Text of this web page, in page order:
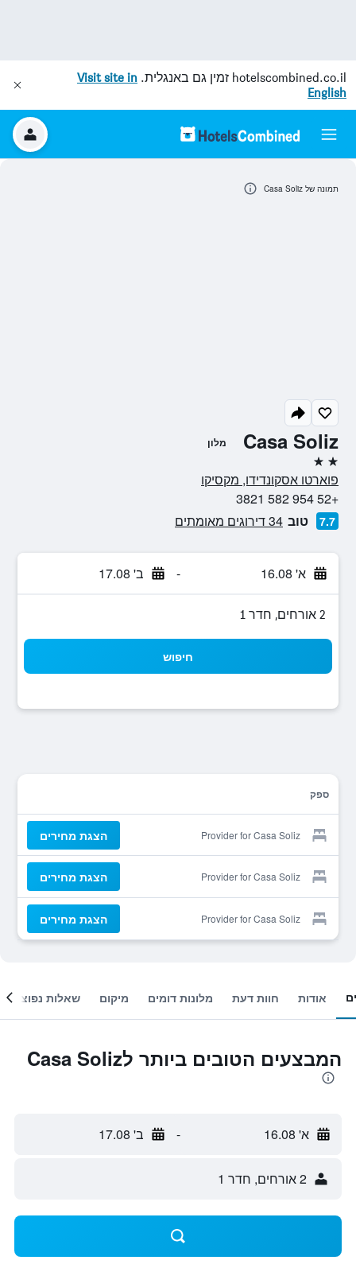
hotelscombined.co.il זמין גם באנגלית. Visit site in
English
Casa Soliz מלון
2 כוכבים
פוארטו אסקונדידו, מקסיקו
+52 954 582 3821
7.7 טוב 34 דירוגים מאומתים
א' 16.08 - ב' 17.08
2 אורחים, חדר 1
חיפוש
ספק
Provider for Casa Soliz הצגת מחירים
Provider for Casa Soliz הצגת מחירים
Provider for Casa Soliz הצגת מחירים
תמונה של Casa Soliz
אודות חוות דעת מלונות דומים מיקום שאלות נפוצות
המבצעים הטובים ביותר לCasa Soliz
א' 16.08 - ב' 17.08
2 אורחים, חדר 1